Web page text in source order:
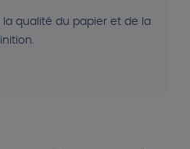
la qualité du papier et de la